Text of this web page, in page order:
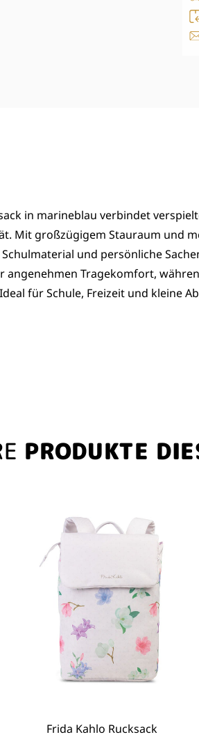
in marineblau verbindet
Mit großzügigem Stauraum und
und persönliche
angenehmen Tragekomfort,
für Schule, Freizeit und kleine
PRODUKTE
Anbieter:
Frida Kahlo Rucksack